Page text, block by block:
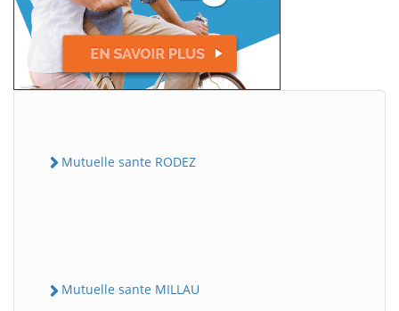
Mutuelle sante RODEZ
Mutuelle sante MILLAU